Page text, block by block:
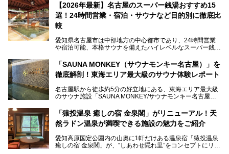
この地で30年にわたり愛され続けてきた施設だからこそ、
地元住民をはじめオープンを待ちわびている人も多いのでは
ないでしょうか。
老朽化した設備の補修を機に、2年前からじっくり構想を練
ってきたというだけあって、館内の充実度は想像以上。
以前の4倍に拡張したという露天エリアや10の浴槽、40人収
容の巨大なスタジアムサウナに、岩盤浴やリラクゼーション
までまるごと楽しめる施設に生まれ変わりました。
今回は、全面リニューアルして新しくなった「スパアクアス
【2026年最新】名古屋のスーパー銭湯おすすめ15
選！24時間営業・宿泊・サウナなど目的別に徹底比
較
愛知県名古屋市は中部地方の中心都市であり、24時間営業
や宿泊可能、本格サウナを備えたハイレベルなスーパー銭湯
そのため、「日々の仕事の疲れを心身ともにリセットした
い」「休日に時間を忘れて1日中ダラダラ過ごしたい」「コ
くある点が魅力です！
お好みの温泉施設を見つけて楽しんでくださいね。
「SAUNA MONKEY（サウナモンキー名古屋）」を
徹底解剖！東海エリア最大級のサウナ体験レポート
名古屋駅から徒歩約5分の好立地にある、東海エリア最大級
のサウナ施設「SAUNA MONKEY/サウナモンキー名古屋」
「名古屋駅周辺ってサウナが少ないよね」という声をよく耳
にするだけあり、アクセスの良さにも胸が高鳴ります。
今回は普段は男性専用となっているパブリックサウナが、女
さっそく取材してきました！
「猿投温泉 癒しの宿 金泉閣」がリニューアル！天
然ラドン温泉が満喫できる施設の魅力をご紹介
愛知高原国定公園内の山奥に1軒だけある温泉宿「猿投温泉
癒しの宿 金泉閣」が、“しあわせ隠れ里”をコンセプトにリニ